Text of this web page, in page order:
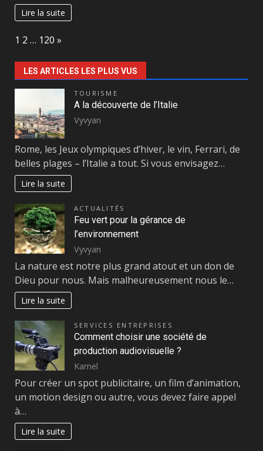
Lire la suite
Page:
1 2 … 120 Next
»
LES ARTICLES LES PLUS VUS
TOURISME
A la découverte de l’Italie
Vyvyan
Rome, les Jeux olympiques d’hiver, le vin, Ferrari, de
belles plages – l’Italie a tout. Si vous envisagez…
Lire la suite
ACTUALITÉS
Feu vert pour la gérance de
l’environnement
Vyvyan
La nature est notre plus grand atout et un don de
Dieu pour nous. Mais malheureusement nous le…
Lire la suite
SERVICES ENTREPRISES
Comment choisir une société de
production audiovisuelle ?
Kamel
Pour créer un spot publicitaire, un film d’animation,
un motion design ou autre, vous devez faire appel
à…
Lire la suite